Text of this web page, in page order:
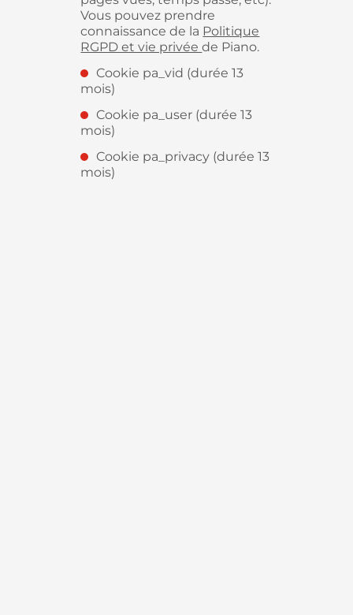
Vous pouvez prendre
connaissance de la Politique
RGPD et vie privéede Piano.
Cookie pa_vid (durée 13
mois)
Cookie pa_user (durée 13
mois)
Cookie pa_privacy (durée 13
mois)